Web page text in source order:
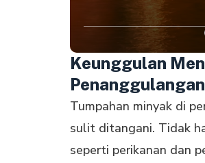
Keunggulan
Tumpahan minyak di
sulit ditangani. Tidak
seperti perikanan dan